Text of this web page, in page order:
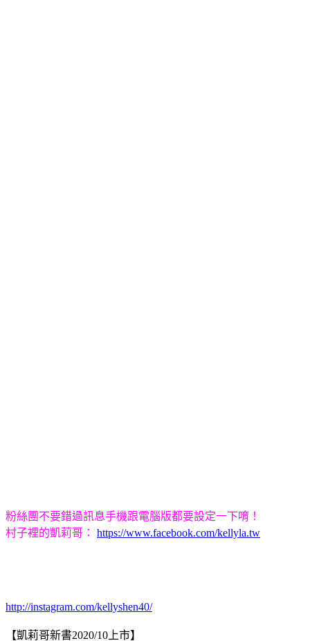
粉絲團不要錯過訊息手機跟電腦版都要設定一下唷！
村子裡的凱莉哥： https://www.facebook.com/kellyla.tw
http://instagram.com/kellyshen40/
【凱莉哥新書2020/10上市】